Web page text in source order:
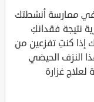
في ممارسة أنشطتك
نتيجة فقدانكِ
إذا كنتِ تفزعين من
النزف الحيضي
غزارة